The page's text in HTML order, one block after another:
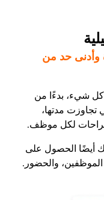
حد من
كل شيء، بدءًا من
تجاوزت مدتها،
الراحات لكل موظف.
أيضًا الحصول على
والحضور.